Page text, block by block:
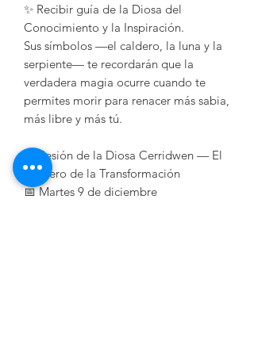
✨ Recibir guía de la Diosa del
Conocimiento y la Inspiración.
Sus símbolos —el caldero, la luna y la
serpiente— te recordarán que la
verdadera magia ocurre cuando te
permites morir para renacer más sabia,
más libre y más tú.
🌀 Sesión de la Diosa Cerridwen — El
Caldero de la Transformación
📅 Martes 9 de diciembre